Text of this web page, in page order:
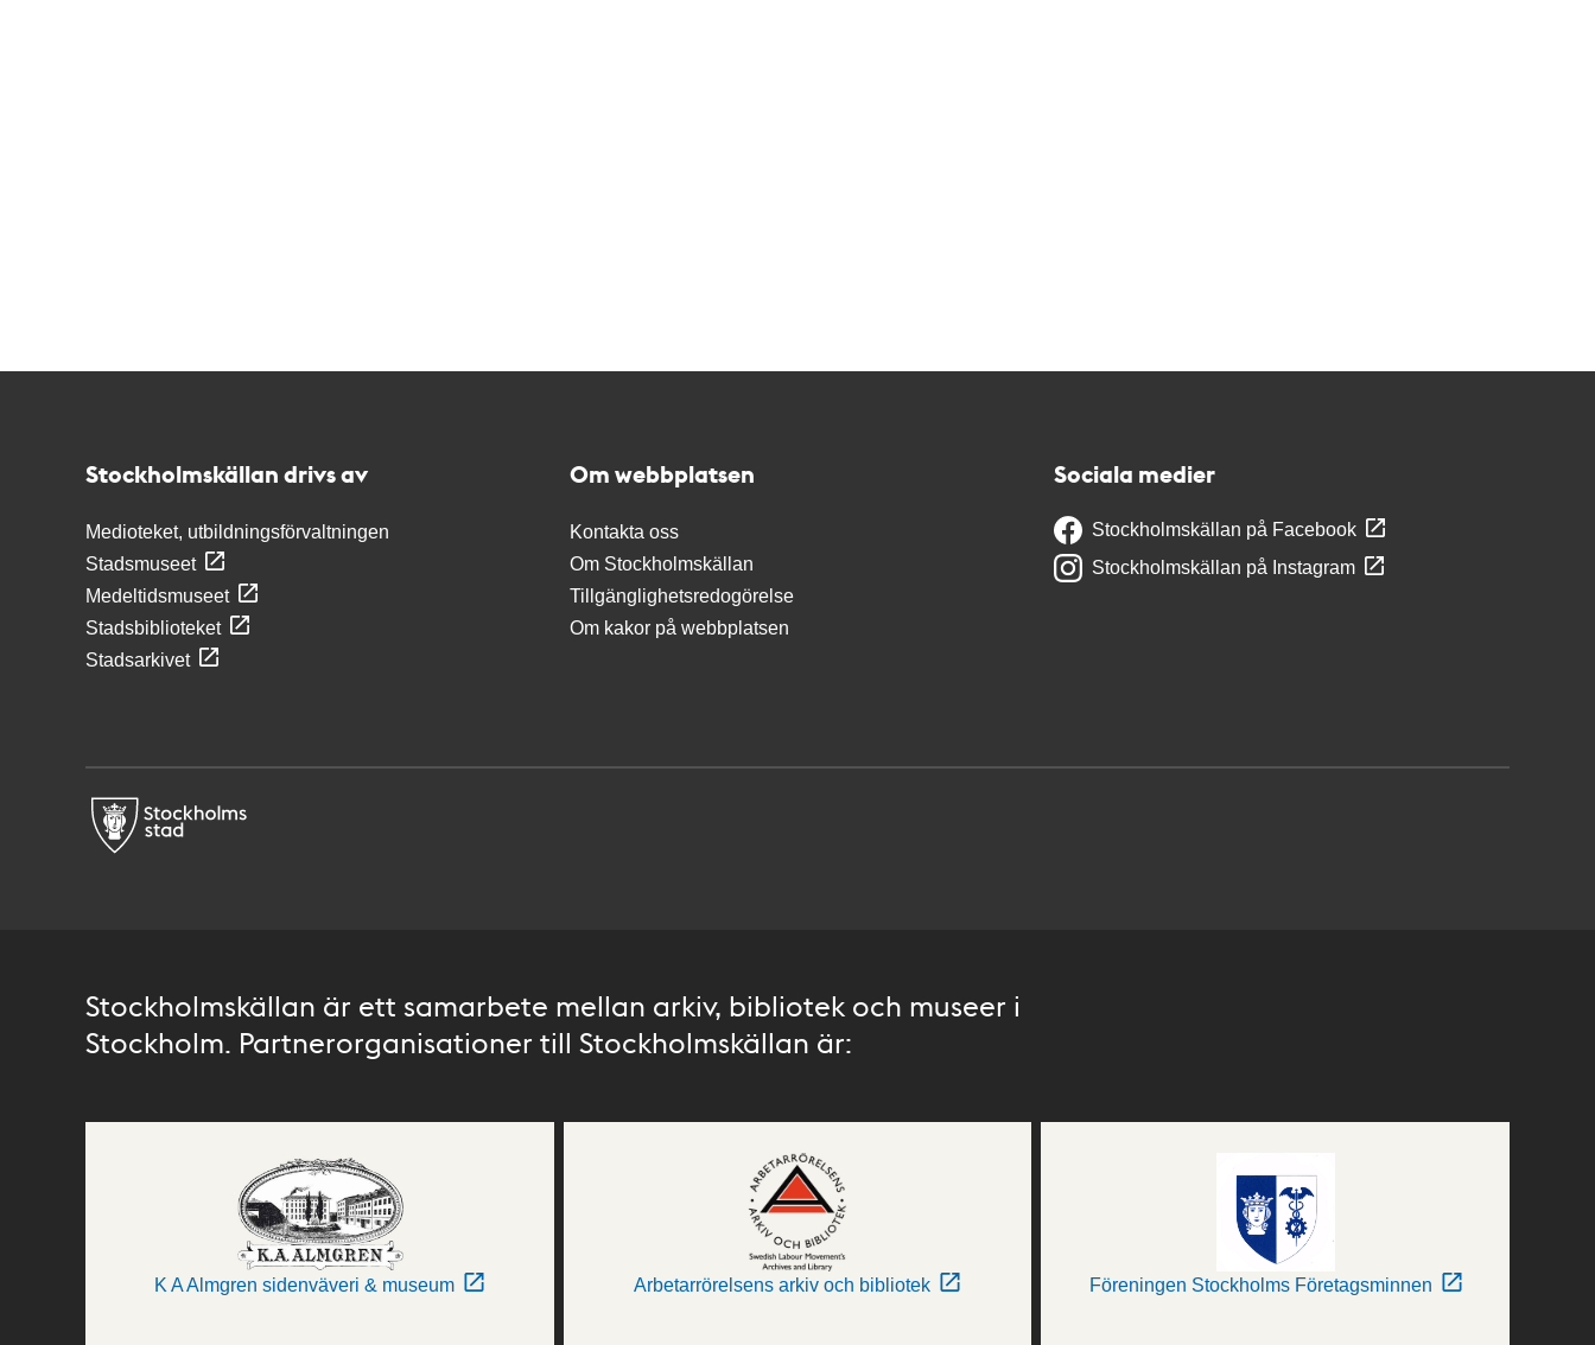
Stockholmskällan drivs av
Medioteket, utbildningsförvaltningen
Stadsmuseet
Medeltidsmuseet
Stadsbiblioteket
Stadsarkivet
Om webbplatsen
Kontakta oss
Om Stockholmskällan
Tillgänglighetsredogörelse
Om kakor på webbplatsen
Sociala medier
Stockholmskällan på Facebook
Stockholmskällan på Instagram
Stockholmskällan är ett samarbete mellan arkiv, bibliotek och museer i
Stockholm. Partnerorganisationer till Stockholmskällan är:
K A Almgren sidenväveri & museum Arbetarrörelsens arkiv och bibliotek Föreningen Stockholms Företagsminnen